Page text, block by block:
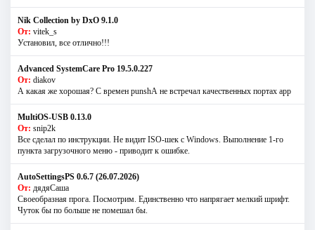
Nik Collection by DxO 9.1.0
От: vitek_s
Установил, все отлично!!!
Advanced SystemCare Pro 19.5.0.227
От: diakov
А какая же хорошая? С времен punshА не встречал качественных портах app
MultiOS-USB 0.13.0
От: snip2k
Все сделал по инструкции. Не видит ISO-шек с Windows. Выполнение 1-го
пункта загрузочного меню - приводит к ошибке.
AutoSettingsPS 0.6.7 (26.07.2026)
От: дядяСаша
Своеобразная прога. Посмотрим. Единственно что напрягает мелкий шрифт.
Чуток бы по больше не помешал бы.